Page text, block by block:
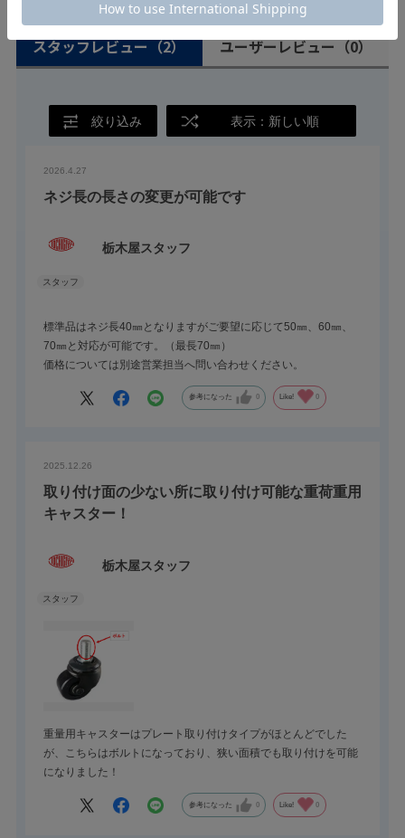
スタッフレビュー（2） ユーザーレビュー（0）
絞り込み 表示：新しい順
2026.4.27
ネジ長の長さの変更が可能です
栃木屋スタッフ
標準品はネジ長40㎜となりますがご要望に応じて50㎜、60㎜、
70㎜と対応が可能です。（最長70㎜）
価格については別途営業担当へ問い合わせください。
参考になった 0 Like! 0
2025.12.26
取り付け面の少ない所に取り付け可能な重荷重用
キャスター！
栃木屋スタッフ
重量用キャスターはプレート取り付けタイプがほとんどでした
が、こちらはボルトになっており、狭い面積でも取り付けを可能
になりました！
参考になった 0 Like! 0